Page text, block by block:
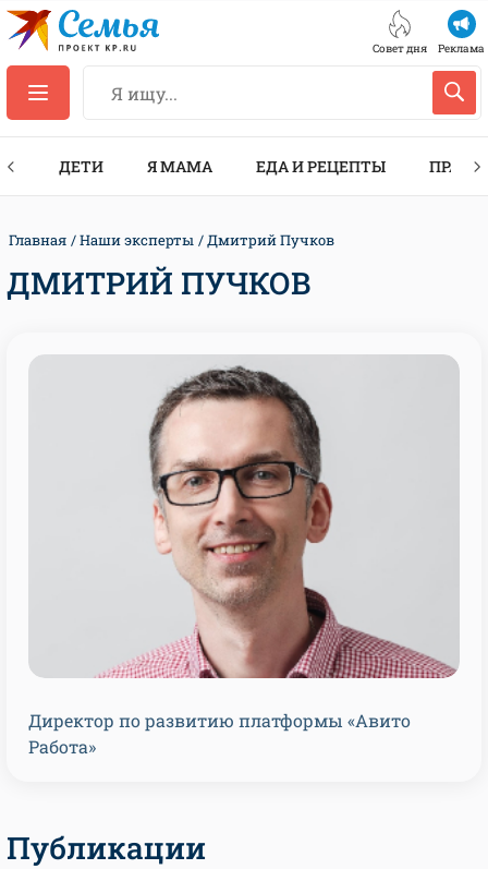
Совет дня Реклама
ДЕТИ Я МАМА ЕДА И РЕЦЕПТЫ
Главная Наши эксперты Дмитрий Пучков
ДМИТРИЙ ПУЧКОВ
Директор по развитию платформы «Авито
Работа»
Публикации